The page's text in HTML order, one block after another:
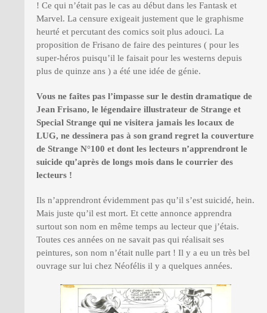
! Ce qui n’était pas le cas au début dans les Fantask et
Marvel. La censure exigeait justement que le graphisme
heurté et percutant des comics soit plus adouci. La
proposition de Frisano de faire des peintures ( pour les
super-héros puisqu’il le faisait pour les westerns depuis
plus de quinze ans ) a été une idée de génie.
Vous ne faîtes pas l’impasse sur le destin dramatique de
Jean Frisano, le légendaire illustrateur de Strange et
Special Strange qui ne visitera jamais les locaux de
LUG, ne dessinera pas à son grand regret la couverture
de Strange N°100 et dont les lecteurs n’apprendront le
suicide qu’après de longs mois dans le courrier des
lecteurs !
Ils n’apprendront évidemment pas qu’il s’est suicidé, hein.
Mais juste qu’il est mort. Et cette annonce apprendra
surtout son nom en même temps au lecteur que j’étais.
Toutes ces années on ne savait pas qui réalisait ses
peintures, son nom n’était nulle part ! Il y a eu un très bel
ouvrage sur lui chez Néofélis il y a quelques années.